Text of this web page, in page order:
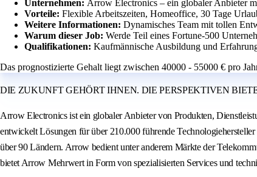
Unternehmen: Arrow Electronics – ein globaler Anbieter
Vorteile: Flexible Arbeitszeiten, Homeoffice, 30 Tage
Weitere Informationen: Dynamisches Team mit tollen
Warum dieser Job: Werde Teil eines Fortune-500
Qualifikationen: Kaufmännische Ausbildung und
Das prognostizierte Gehalt liegt zwischen 40000 - 55000 € pro
DIE ZUKUNFT GEHÖRT IHNEN. DIE PERSPEKTIVEN
Arrow Electronics ist ein globaler Anbieter von Produkten,
entwickelt Lösungen für über 210.000 führende
über 90 Ländern. Arrow bedient unter anderem Märkte der
bietet Arrow Mehrwert in Form von spezialisierten Services und